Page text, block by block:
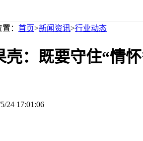
： 首页>新闻资讯>行业动态
壳：既要守住“情
24 17:01:06